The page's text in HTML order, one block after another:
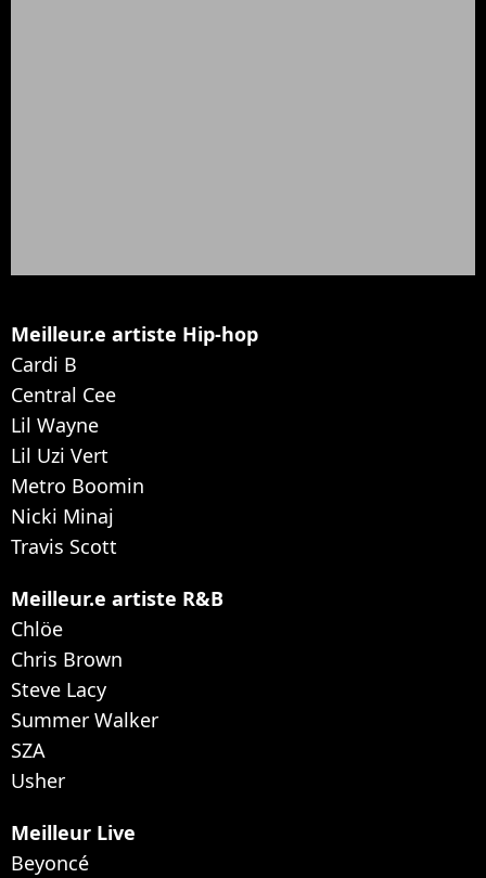
Meilleur.e artiste Hip-hop
Cardi B
Central Cee
Lil Wayne
Lil Uzi Vert
Metro Boomin
Nicki Minaj
Travis Scott
Meilleur.e artiste R&B
Chlöe
Chris Brown
Steve Lacy
Summer Walker
SZA
Usher
Meilleur Live
Beyoncé